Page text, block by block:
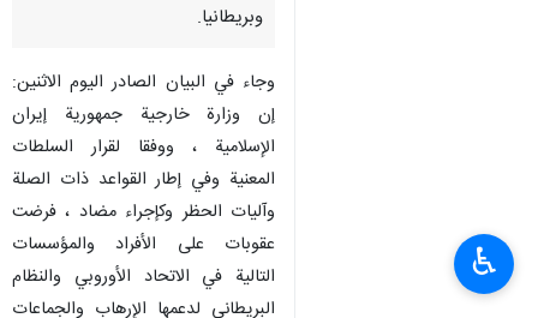
وبريطانيا.
وجاء في البيان الصادر اليوم الاثنين:
إن وزارة خارجية جمهورية إيران
الإسلامية ، ووفقا لقرار السلطات
المعنية وفي إطار القواعد ذات الصلة
وآليات الحظر وكإجراء مضاد ، فرضت
عقوبات على الأفراد والمؤسسات
التالية في الاتحاد الأوروبي والنظام
البريطاني لدعمها الإرهاب والجماعات
♿︎